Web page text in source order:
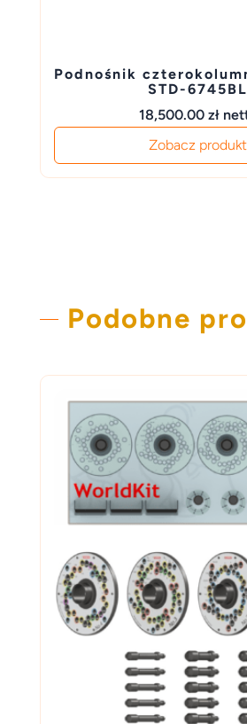
Podnośnik
STD-6745BL
18,500.00 zł
Zobacz produkt
Podobne